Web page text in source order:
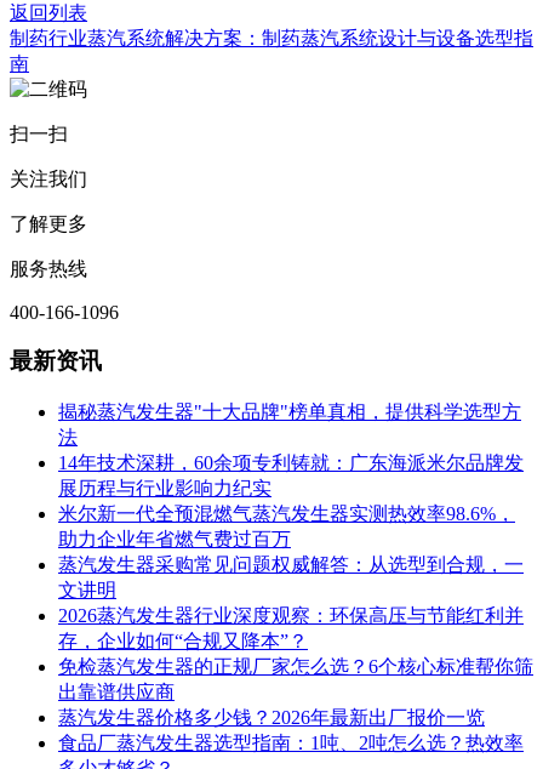
返回列表
制药行业蒸汽系统解决方案：制药蒸汽系统设计与设备选型指
南
扫一扫
关注我们
了解更多
服务热线
400-166-1096
最新资讯
揭秘蒸汽发生器"十大品牌"榜单真相，提供科学选型方
法
14年技术深耕，60余项专利铸就：广东海派米尔品牌发
展历程与行业影响力纪实
米尔新一代全预混燃气蒸汽发生器实测热效率98.6%，
助力企业年省燃气费过百万
蒸汽发生器采购常见问题权威解答：从选型到合规，一
文讲明
2026蒸汽发生器行业深度观察：环保高压与节能红利并
存，企业如何“合规又降本”？
免检蒸汽发生器的正规厂家怎么选？6个核心标准帮你筛
出靠谱供应商
蒸汽发生器价格多少钱？2026年最新出厂报价一览
食品厂蒸汽发生器选型指南：1吨、2吨怎么选？热效率